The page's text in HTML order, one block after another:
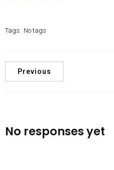
Tags: No tags
Previous
No responses yet